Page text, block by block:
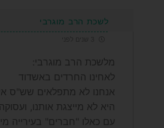
לשכת הרב מוגרבי
מלשכת הרב מוגרבי:
לאחינו החרדים באשדוד
אנחנו לא מתפלאים שש"ס
היא לא מייצגת אותנו,
עם כאלו "חברים" בעירייה מי